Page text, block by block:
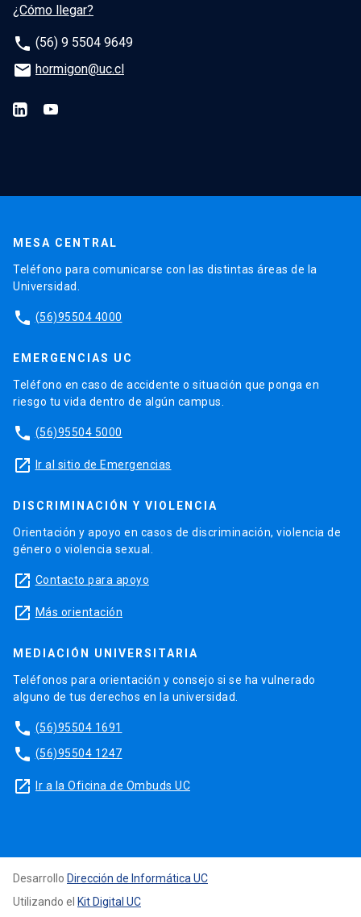
¿Cómo llegar?
phone (56) 9 5504 9649
email hormigon@uc.cl
MESA CENTRAL
Teléfono para comunicarse con las distintas áreas de la
Universidad.
phone (56)95504 4000
EMERGENCIAS UC
Teléfono en caso de accidente o situación que ponga en
riesgo tu vida dentro de algún campus.
phone (56)95504 5000
launch Ir al sitio de Emergencias
DISCRIMINACIÓN Y VIOLENCIA
Orientación y apoyo en casos de discriminación, violencia de
género o violencia sexual.
launch Contacto para apoyo
launch Más orientación
MEDIACIÓN UNIVERSITARIA
Teléfonos para orientación y consejo si se ha vulnerado
alguno de tus derechos en la universidad.
phone (56)95504 1691
phone (56)95504 1247
launch Ir a la Oficina de Ombuds UC
Desarrollo Dirección de Informática UC
Utilizando el Kit Digital UC